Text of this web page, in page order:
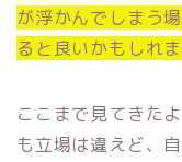
が浮かんでしまう
ると良いかもしれま
ここまで見てきた
も立場は違えど、